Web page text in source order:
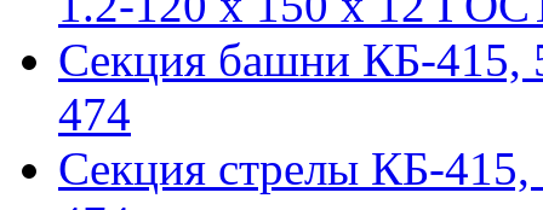
Секция башни КБ-415,
474
Секция стрелы КБ-